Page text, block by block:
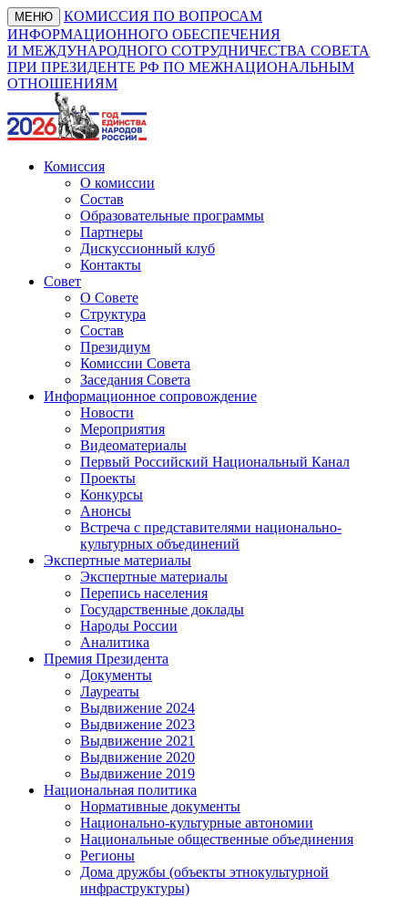
МЕНЮ
КОМИССИЯ ПО ВОПРОСАМ
ИНФОРМАЦИОННОГО ОБЕСПЕЧЕНИЯ
И МЕЖДУНАРОДНОГО СОТРУДНИЧЕСТВА СОВЕТА
ПРИ ПРЕЗИДЕНТЕ РФ ПО МЕЖНАЦИОНАЛЬНЫМ
ОТНОШЕНИЯМ
Комиссия
О комиссии
Состав
Образовательные программы
Партнеры
Дискуссионный клуб
Контакты
Совет
О Совете
Структура
Состав
Президиум
Комиссии Совета
Заседания Совета
Информационное сопровождение
Новости
Мероприятия
Видеоматериалы
Первый Российский Национальный Канал
Проекты
Конкурсы
Анонсы
Встреча с представителями национально-
культурных объединений
Экспертные материалы
Экспертные материалы
Перепись населения
Государственные доклады
Народы России
Аналитика
Премия Президента
Документы
Лауреаты
Выдвижение 2024
Выдвижение 2023
Выдвижение 2021
Выдвижение 2020
Выдвижение 2019
Национальная политика
Нормативные документы
Национально-культурные автономии
Национальные общественные объединения
Регионы
Дома дружбы (объекты этнокультурной
инфраструктуры)